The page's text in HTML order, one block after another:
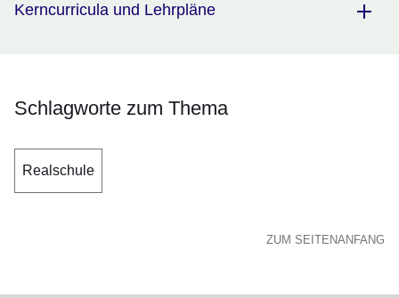
Kerncurricula und Lehrpläne
Schlagworte zum Thema
Realschule
ZUM SEITENANFANG